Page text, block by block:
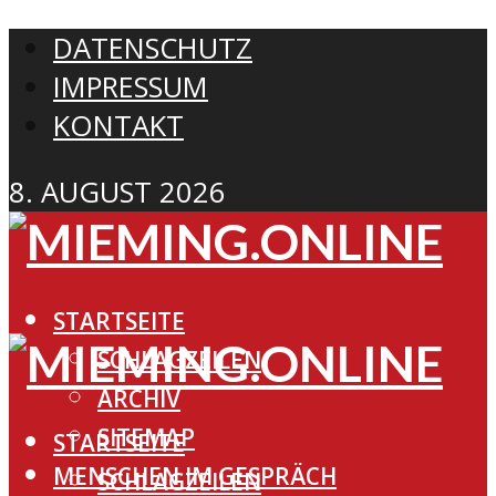
DATENSCHUTZ
IMPRESSUM
KONTAKT
8. AUGUST 2026
STARTSEITE
SCHLAGZEILEN
ARCHIV
SITEMAP
MENSCHEN IM GESPRÄCH
STARTSEITE
SCHLAGZEILEN